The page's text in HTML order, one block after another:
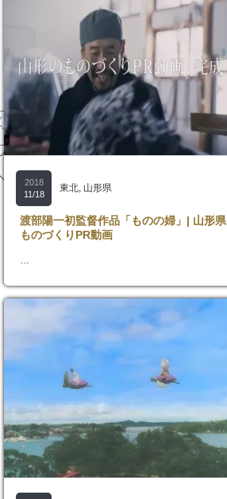
2018
11/18
東北, 山形県
渡部陽一初監督作品「ものの婦」| 山形県
ものづくりPR動画
…